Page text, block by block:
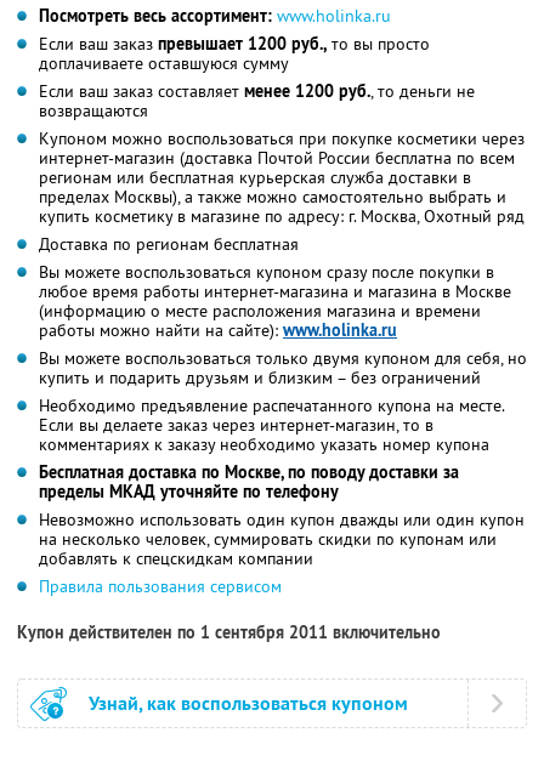
Посмотреть весь ассортимент: www.holinka.ru
Если ваш заказ превышает 1200 руб., то вы просто
доплачиваете оставшуюся сумму
Если ваш заказ составляет менее 1200 руб., то деньги не
возвращаются
Купоном можно воспользоваться при покупке косметики через
интернет-магазин (доставка Почтой России бесплатна по всем
регионам или бесплатная курьерская служба доставки в
пределах Москвы), а также можно самостоятельно выбрать и
купить косметику в магазине по адресу: г. Москва, Охотный ряд
Доставка по регионам бесплатная
Вы можете воспользоваться купоном сразу после покупки в
любое время работы интернет-магазина и магазина в Москве
(информацию о месте расположения магазина и времени
работы можно найти на сайте): www.holinka.ru
Вы можете воспользоваться только двумя купоном для себя, но
купить и подарить друзьям и близким – без ограничений
Необходимо предъявление распечатанного купона на месте.
Если вы делаете заказ через интернет-магазин, то в
комментариях к заказу необходимо указать номер купона
Бесплатная доставка по Москве, по поводу доставки за
пределы МКАД уточняйте по телефону
Невозможно использовать один купон дважды или один купон
на несколько человек, суммировать скидки по купонам или
добавлять к спецскидкам компании
Правила пользования сервисом
Купон действителен по 1 сентября 2011 включительно
Узнай, как воспользоваться купоном